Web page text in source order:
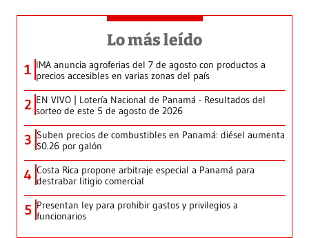
Lo más leído
1 IMA anuncia agroferias del 7 de agosto con productos a
precios accesibles en varias zonas del país
2 EN VIVO | Lotería Nacional de Panamá - Resultados del
sorteo de este 5 de agosto de 2026
3 Suben precios de combustibles en Panamá: diésel aumenta
$0.26 por galón
4 Costa Rica propone arbitraje especial a Panamá para
destrabar litigio comercial
5 Presentan ley para prohibir gastos y privilegios a
funcionarios